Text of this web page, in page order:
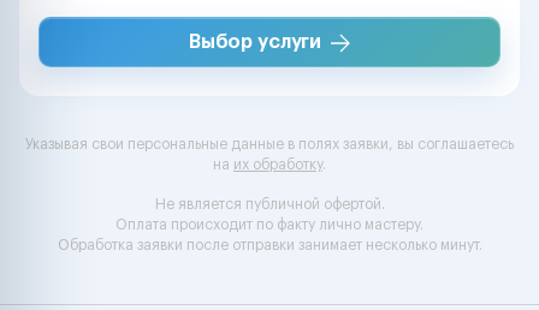
Выбор услуги
Указывая свои персональные данные в полях заявки, вы соглашаетесь
на их обработку.
Не является публичной офертой.
Оплата происходит по факту лично мастеру.
Обработка заявки после отправки занимает несколько минут.